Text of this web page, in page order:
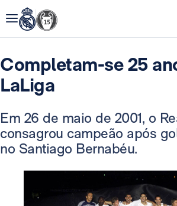
Completam-se 25
LaLiga
Em 26 de maio de 2001, o
consagrou campeão após
no Santiago Bernabéu.